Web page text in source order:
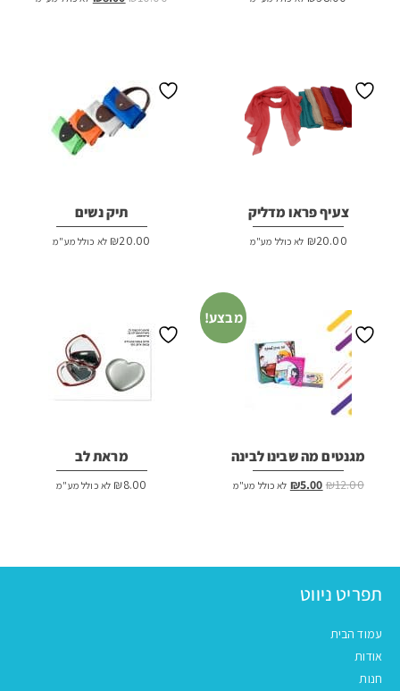
צעיף פראו מדליק
₪20.00 לא כולל מע"מ
תיק נשים
₪20.00 לא כולל מע"מ
מבצע!
מגנטים מה שבינו לבינה
₪12.00
המחיר
₪5.00 המחיר
לא כולל מע"מ
מראת לב
₪8.00 לא כולל מע"מ
תפריט ניווט
עמוד הבית
אודות
חנות